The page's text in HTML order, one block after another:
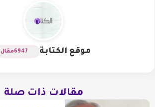
موقع الكتابة 6947مقال
مقالات ذات صلة